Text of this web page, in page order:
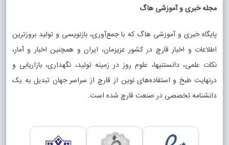
مجله خبری و آموزشی هاگ
پایگاه خبری و آموزشی هاگ که با جمع‌آوری، بازنویسی و تولید بروزترین
اطلاعات و اخبار قارچ در کشور عزیزمان، ایران و همچنین اخبار و آمار،
نکات علمی، دانستنیها، علوم روز در زمینه تولید، نگهداری، بازاریابی و
درنهایت طبخ و استفاده‌های نوین از قارچ از سراسر جهان تبدیل به یک
دانشنامه تخصصی در صنعت قارچ شده است.